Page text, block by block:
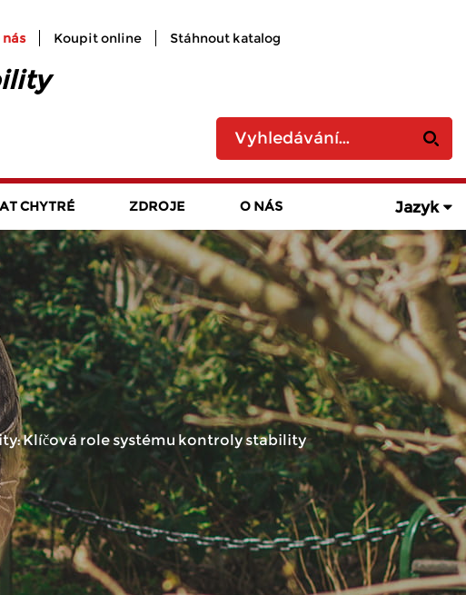
Koupit online Stáhnout katalog
CHYTRÉ ZDROJE O NÁS Jazyk
Klíčová role systému kontroly stability